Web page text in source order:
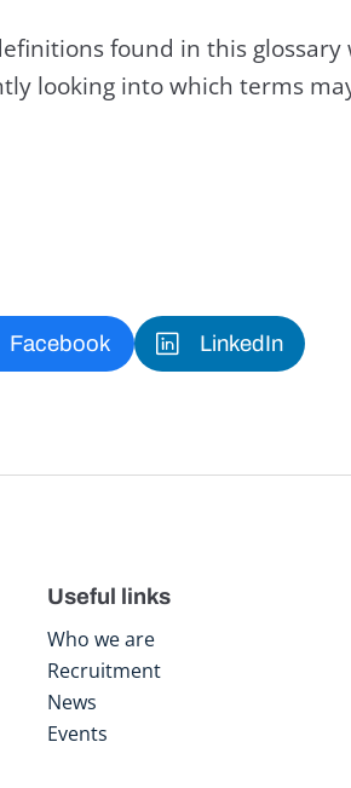
found in this
looking into which terms
Facebook LinkedIn
Useful links
Who we are
Recruitment
News
Events